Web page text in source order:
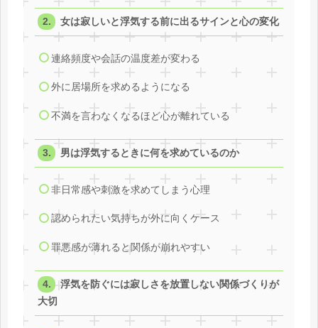
女は寂しいと浮気する前に出るサインと心の変化
連絡頻度や会話の温度差が変わる
外に居場所を求めるようになる
不満を言わなくなるほど心が離れている
男は浮気するときに何を求めているのか
非日常感や刺激を求めてしまう心理
認められたい気持ちが外に向くケース
罪悪感が薄れると関係が崩れやすい
浮気を防ぐには寂しさを放置しない関係づくりが
大切